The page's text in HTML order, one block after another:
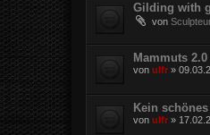
Gilding with
von
Mammuts
von ulfr »
Kein
von ulfr »